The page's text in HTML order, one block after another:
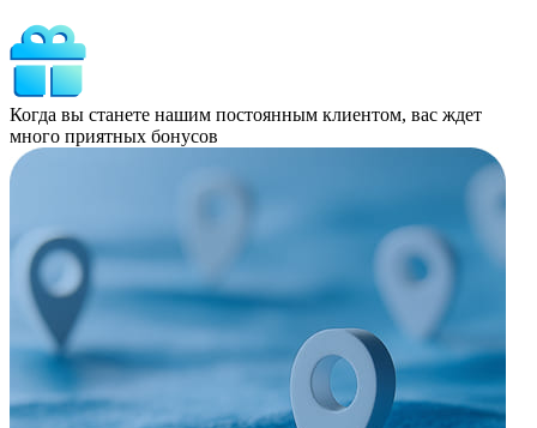
Когда вы станете нашим постоянным клиентом, вас ждет
много приятных бонусов